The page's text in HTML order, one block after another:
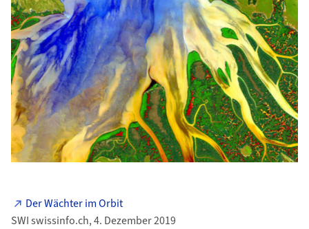
Der Wächter im Orbit
SWI swissinfo.ch, 4. Dezember 2019